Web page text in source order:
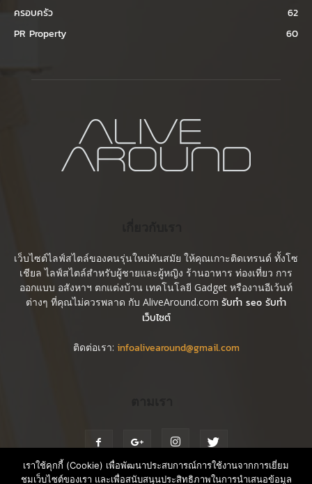
ครอบครัว
62
PR Property
60
เว็บไซต์ไลฟ์สไตล์ของคนรุ่นใหม่ทันสมัย ให้คุณเกาะติดเทรนด์ ทั้งโซ
เชียล ไลฟ์สไตล์สำหรับผู้ชายและผู้หญิง ร้านอาหาร ท่องเที่ยว การ
ออกแบบ อสังหาฯ ตกแต่งบ้าน เทคโนโลยี Gadget หรืองานอีเว้นท์
ต่างๆ ที่คุณไม่ควรพลาด กับ AliveAround.com รับทำ seo รับทำ
เว็บไซต์
ติดต่อเรา: infoalivearound@gmail.com
เราใช้คุกกี้ (Cookie) เพื่อพัฒนาประสบการณ์การใช้งานจากการเยี่ยม
ชมเว็บไซต์ของเรา และเพื่อสนับสนุนประสิทธิภาพในการนำเสนอข้อมูล